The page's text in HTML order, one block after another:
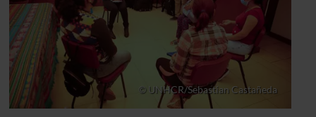
© UNHCR/Sebastian Castañeda